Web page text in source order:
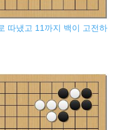
따냈고 11까지 백이 고전하